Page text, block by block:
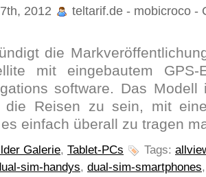
2012
teltarif.de - mobicroco -
die
mit eingebautem GPS-
software. Das
die Reisen zu sein, mit
einfach überall zu tragen
Galerie, Tablet-PCs Tags:
sim-handys, dual-sim-smartphones